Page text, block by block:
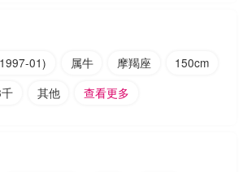
01) 属牛 摩羯座
150cm
其他 查看更多